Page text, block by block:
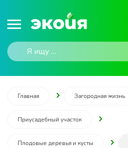
Главная Загородная жизнь
Приусадебный участок
Плодовые деревья и кусты